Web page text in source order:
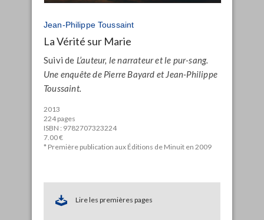
Jean-Philippe Toussaint
La Vérité sur Marie
Suivi de L’auteur, le narrateur et le pur-sang.
Une enquête de Pierre Bayard et Jean-Philippe
Toussaint.
2013
224 pages
ISBN : 9782707323224
7.00 €
* Première publication aux Éditions de Minuit en 2009
Lire les premières pages